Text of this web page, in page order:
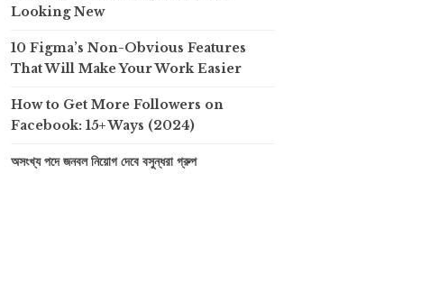
Looking New
10 Figma’s Non-Obvious Features
That Will Make Your Work Easier
How to Get More Followers on
Facebook: 15+ Ways (2024)
অসংখ্য পদে জনবল নিয়োগ দেবে বসুন্ধরা গ্রুপ